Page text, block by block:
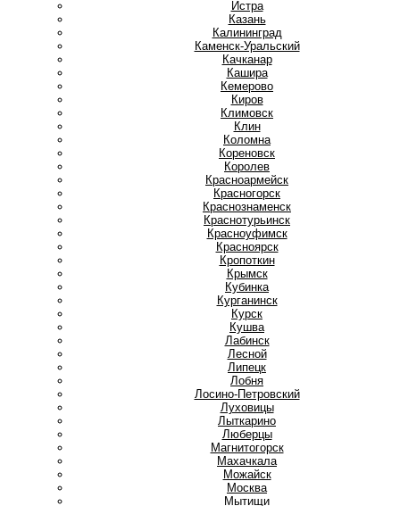
Истра
Казань
Калининград
Каменск-Уральский
Качканар
Кашира
Кемерово
Киров
Климовск
Клин
Коломна
Кореновск
Королев
Красноармейск
Красногорск
Краснознаменск
Краснотурьинск
Красноуфимск
Красноярск
Кропоткин
Крымск
Кубинка
Курганинск
Курск
Кушва
Лабинск
Лесной
Липецк
Лобня
Лосино-Петровский
Луховицы
Лыткарино
Люберцы
Магнитогорск
Махачкала
Можайск
Москва
Мытищи